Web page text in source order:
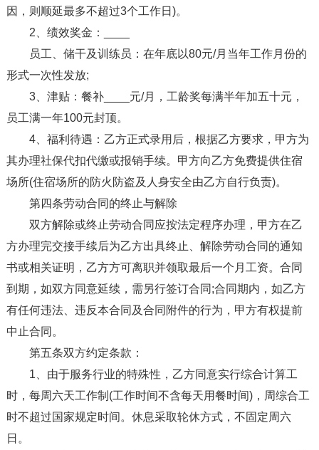
因，则顺延最多不超过3个工作日)。
2、绩效奖金：____
员工、储干及训练员：在年底以80元/月当年工作月份的
形式一次性发放;
3、津贴：餐补____元/月，工龄奖每满半年加五十元，
员工满一年100元封顶。
4、福利待遇：乙方正式录用后，根据乙方要求，甲方为
其办理社保代扣代缴或报销手续。甲方向乙方免费提供住宿
场所(住宿场所的防火防盗及人身安全由乙方自行负责)。
第四条劳动合同的终止与解除
双方解除或终止劳动合同应按法定程序办理，甲方在乙
方办理完交接手续后为乙方出具终止、解除劳动合同的通知
书或相关证明，乙方方可离职并领取最后一个月工资。合同
到期，如双方同意延续，需另行签订合同;合同期内，如乙方
有任何违法、违反本合同及合同附件的行为，甲方有权提前
中止合同。
第五条双方约定条款：
1、由于服务行业的特殊性，乙方同意实行综合计算工
时，每周六天工作制(工作时间不含每天用餐时间)，周综合工
时不超过国家规定时间。休息采取轮休方式，不固定周六
日。